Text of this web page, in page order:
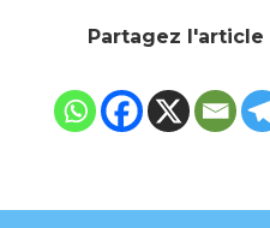
Partagez